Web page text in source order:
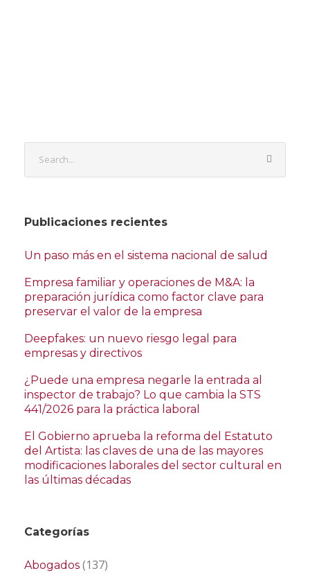
Publicaciones recientes
Un paso más en el sistema nacional de salud
Empresa familiar y operaciones de M&A: la
preparación jurídica como factor clave para
preservar el valor de la empresa
Deepfakes: un nuevo riesgo legal para
empresas y directivos
¿Puede una empresa negarle la entrada al
inspector de trabajo? Lo que cambia la STS
441/2026 para la práctica laboral
El Gobierno aprueba la reforma del Estatuto
del Artista: las claves de una de las mayores
modificaciones laborales del sector cultural en
las últimas décadas
Categorías
Abogados (137)